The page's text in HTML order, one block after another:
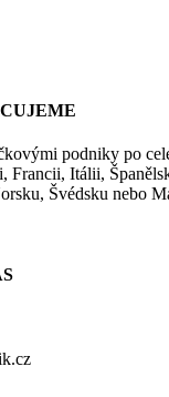
podniky po
Francii, Itálii,
Švédsku nebo